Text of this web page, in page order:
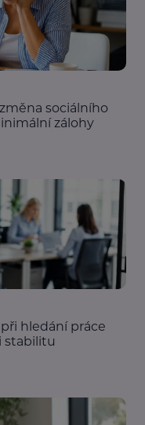
sociálního
zálohy
hledání práce
stabilitu